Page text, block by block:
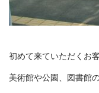
初めて来ていただくお
美術館や公園、図書館